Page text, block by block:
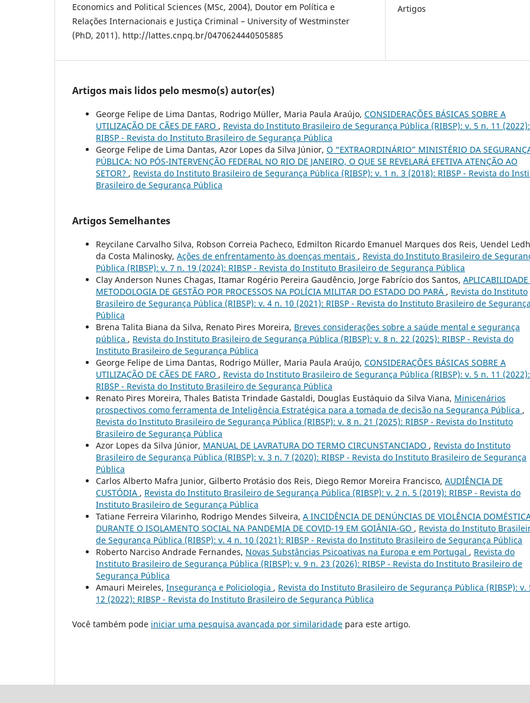
Economics and Political Sciences (MSc, 2004), Doutor em Política e
Relações Internacionais e Justiça Criminal – University of Westminster
(PhD, 2011). http://lattes.cnpq.br/0470624440505885
Artigos
Artigos mais lidos pelo mesmo(s) autor(es)
George Felipe de Lima Dantas, Rodrigo Müller, Maria Paula Araújo, CONSIDERAÇÕES BÁSICAS SOBRE A
UTILIZAÇÃO DE CÃES DE FARO , Revista do Instituto Brasileiro de Segurança Pública (RIBSP): v. 5 n. 11 (2022):
RIBSP - Revista do Instituto Brasileiro de Segurança Pública
George Felipe de Lima Dantas, Azor Lopes da Silva Júnior, O “EXTRAORDINÁRIO” MINISTÉRIO DA
PÚBLICA: NO PÓS-INTERVENÇÃO FEDERAL NO RIO DE JANEIRO, O QUE SE REVELARÁ EFETIVA ATENÇÃO AO
SETOR? , Revista do Instituto Brasileiro de Segurança Pública (RIBSP): v. 1 n. 3 (2018): RIBSP - Revista do
Brasileiro de Segurança Pública
Artigos Semelhantes
Reycilane Carvalho Silva, Robson Correia Pacheco, Edmilton Ricardo Emanuel Marques dos Reis, Uendel
da Costa Malinosky, Ações de enfrentamento às doenças mentais , Revista do Instituto Brasileiro de
Pública (RIBSP): v. 7 n. 19 (2024): RIBSP - Revista do Instituto Brasileiro de Segurança Pública
Clay Anderson Nunes Chagas, Itamar Rogério Pereira Gaudêncio, Jorge Fabrício dos Santos,
METODOLOGIA DE GESTÃO POR PROCESSOS NA POLÍCIA MILITAR DO ESTADO DO PARÁ , Revista do Instituto
Brasileiro de Segurança Pública (RIBSP): v. 4 n. 10 (2021): RIBSP - Revista do Instituto Brasileiro de
Pública
Brena Talita Biana da Silva, Renato Pires Moreira, Breves considerações sobre a saúde mental e segurança
pública , Revista do Instituto Brasileiro de Segurança Pública (RIBSP): v. 8 n. 22 (2025): RIBSP - Revista do
Instituto Brasileiro de Segurança Pública
George Felipe de Lima Dantas, Rodrigo Müller, Maria Paula Araújo, CONSIDERAÇÕES BÁSICAS SOBRE A
UTILIZAÇÃO DE CÃES DE FARO , Revista do Instituto Brasileiro de Segurança Pública (RIBSP): v. 5 n. 11 (2022):
RIBSP - Revista do Instituto Brasileiro de Segurança Pública
Renato Pires Moreira, Thales Batista Trindade Gastaldi, Douglas Eustáquio da Silva Viana, Minicenários
prospectivos como ferramenta de Inteligência Estratégica para a tomada de decisão na Segurança Pública ,
Revista do Instituto Brasileiro de Segurança Pública (RIBSP): v. 8 n. 21 (2025): RIBSP - Revista do Instituto
Brasileiro de Segurança Pública
Azor Lopes da Silva Júnior, MANUAL DE LAVRATURA DO TERMO CIRCUNSTANCIADO , Revista do Instituto
Brasileiro de Segurança Pública (RIBSP): v. 3 n. 7 (2020): RIBSP - Revista do Instituto Brasileiro de Segurança
Pública
Carlos Alberto Mafra Junior, Gilberto Protásio dos Reis, Diego Remor Moreira Francisco, AUDIÊNCIA DE
CUSTÓDIA , Revista do Instituto Brasileiro de Segurança Pública (RIBSP): v. 2 n. 5 (2019): RIBSP - Revista do
Instituto Brasileiro de Segurança Pública
Tatiane Ferreira Vilarinho, Rodrigo Mendes Silveira, A INCIDÊNCIA DE DENÚNCIAS DE VIOLÊNCIA
DURANTE O ISOLAMENTO SOCIAL NA PANDEMIA DE COVID-19 EM GOIÂNIA-GO , Revista do Instituto
de Segurança Pública (RIBSP): v. 4 n. 10 (2021): RIBSP - Revista do Instituto Brasileiro de Segurança Pública
Roberto Narciso Andrade Fernandes, Novas Substâncias Psicoativas na Europa e em Portugal , Revista do
Instituto Brasileiro de Segurança Pública (RIBSP): v. 9 n. 23 (2026): RIBSP - Revista do Instituto Brasileiro de
Segurança Pública
Amauri Meireles, Insegurança e Policiologia , Revista do Instituto Brasileiro de Segurança Pública (RIBSP): v.
12 (2022): RIBSP - Revista do Instituto Brasileiro de Segurança Pública
Você também pode iniciar uma pesquisa avançada por similaridade para este artigo.